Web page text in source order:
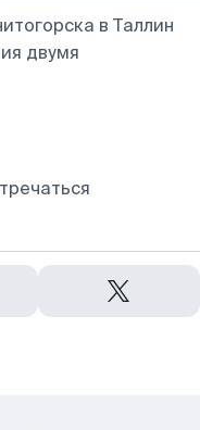
в Таллин
двумя